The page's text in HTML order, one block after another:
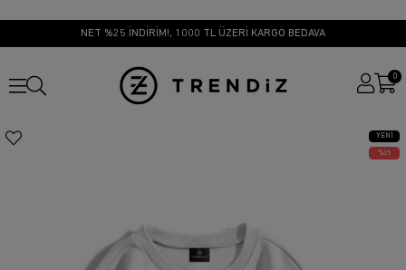
NET %25 İNDİRİM!, 1000 TL ÜZERİ KARGO BEDAVA
0
YENI
ÜRÜN
25